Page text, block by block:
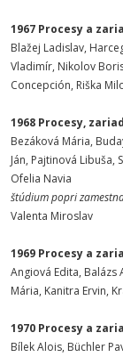
1967 Procesy a
Blažej Ladislav,
Vladimír, Nikolov
Concepción, Riška
1968 Procesy,
Bezáková Mária,
Ján, Pajtinová Libuša,
Ofelia Navia
štúdium popri
Valenta Miroslav
1969 Procesy a
Angiová Edita,
Mária, Kanitra Ervin,
1970 Procesy a
Bílek Alois, Büchler